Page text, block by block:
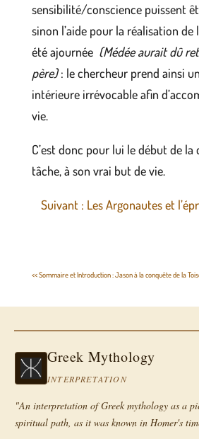
sensibilité/conscience puissent
sinon l’aide pour la réalisation de
été ajournée (Médée aurait dû
père): le chercheur prend ainsi
intérieure irrévocable afin
vie.
C’est donc pour lui le début de la
tâche, à son vrai but de vie.
Suivant : Les Argonautes et
<< Sommaire et Introduction : Jason à la conquête de la
Greek Mythology
INTERPRETATION
"An interpretation of Greek mythology as a
spiritual path, as it was known in Homer's